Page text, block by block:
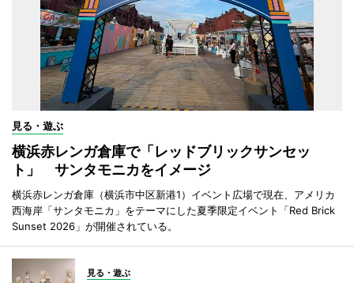
見る・遊ぶ
横浜赤レンガ倉庫で「レッドブリックサンセッ
ト」 サンタモニカをイメージ
横浜赤レンガ倉庫（横浜市中区新港1）イベント広場で現在、アメリカ
西海岸「サンタモニカ」をテーマにした夏季限定イベント「Red Brick
Sunset 2026」が開催されている。
見る・遊ぶ